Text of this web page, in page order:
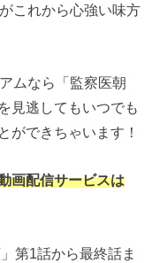
がこれから心強い味方
ムなら「監察医朝
見逃してもいつでも
ができちゃいます！
画配信サービスは
第1話から最終話ま